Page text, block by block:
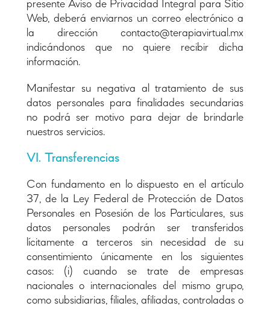
presente Aviso de Privacidad Integral para Sitio
Web, deberá enviarnos un correo electrónico a
la dirección contacto@terapiavirtual.mx
indicándonos que no quiere recibir dicha
información.
Manifestar su negativa al tratamiento de sus
datos personales para finalidades secundarias
no podrá ser motivo para dejar de brindarle
nuestros servicios.
VI. Transferencias
Con fundamento en lo dispuesto en el artículo
37, de la Ley Federal de Protección de Datos
Personales en Posesión de los Particulares, sus
datos personales podrán ser transferidos
lícitamente a terceros sin necesidad de su
consentimiento únicamente en los siguientes
casos: (i) cuando se trate de empresas
nacionales o internacionales del mismo grupo,
como subsidiarias, filiales, afiliadas, controladas o